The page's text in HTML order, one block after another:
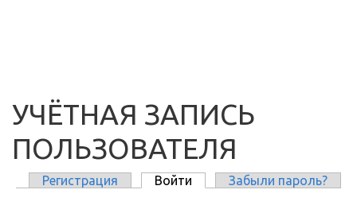
УЧЁТНАЯ ЗАПИСЬ
ПОЛЬЗОВАТЕЛЯ
Регистрация Войти (активная вкладка)
Забыли пароль?